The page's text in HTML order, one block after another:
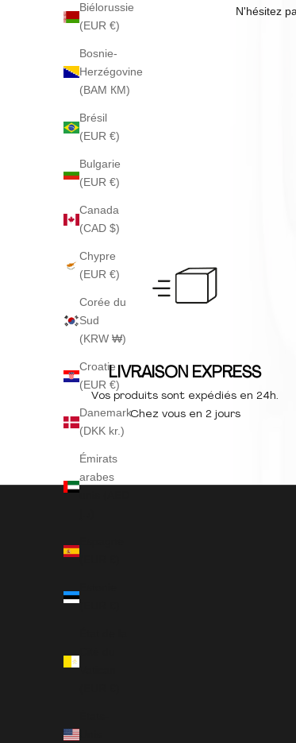
Biélorussie
(EUR €)
Bosnie-
Herzégovine
(BAM КМ)
Brésil
(EUR €)
Bulgarie
(EUR €)
Canada
(CAD $)
Chypre
(EUR €)
Corée du
Sud
(KRW ₩)
Croatie
(EUR €)
Danemark
(DKK kr.)
Émirats
arabes
N'hésitez
LIVRAISON EXPRESS
Vos produits sont expédiés en 24h.
Chez vous en 2 jours